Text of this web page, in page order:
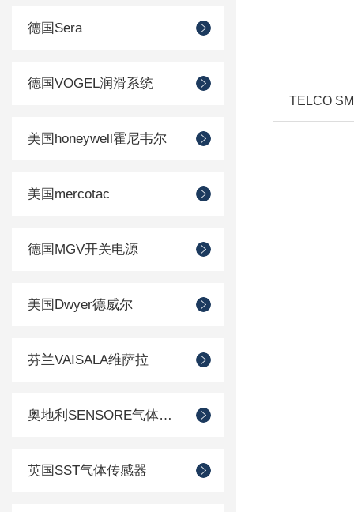
德国Sera
德国VOGEL润滑系统
美国honeywell霍尼韦尔
美国mercotac
德国MGV开关电源
美国Dwyer德威尔
芬兰VAISALA维萨拉
奥地利SENSORE气体传感器
英国SST气体传感器